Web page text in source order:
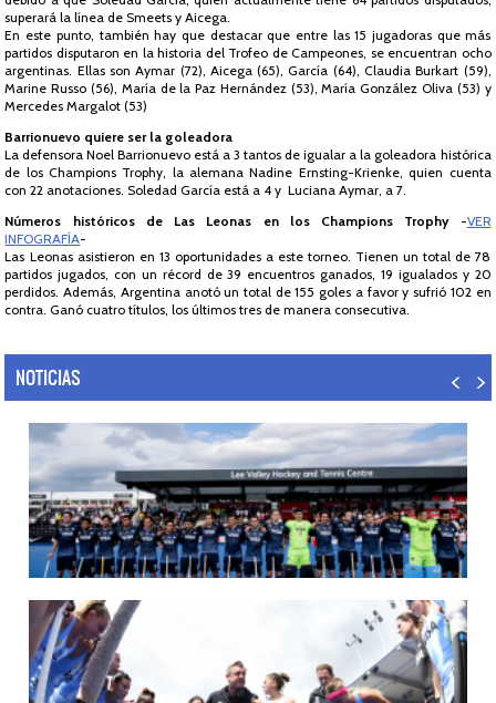
superará la línea de Smeets y Aicega.
En este punto, también hay que destacar que entre las 15 jugadoras que más
partidos disputaron en la historia del Trofeo de Campeones, se encuentran ocho
argentinas. Ellas son Aymar (72), Aicega (65), García (64), Claudia Burkart (59),
Marine Russo (56), María de la Paz Hernández (53), María González Oliva (53) y
Mercedes Margalot (53)
Barrionuevo quiere ser la goleadora
La defensora Noel Barrionuevo está a 3 tantos de igualar a la goleadora histórica
de los Champions Trophy, la alemana Nadine Ernsting-Krienke, quien cuenta
con 22 anotaciones. Soledad García está a 4 y Luciana Aymar, a 7.
Números históricos de Las Leonas en los Champions Trophy-VER
INFOGRAFÍA-
Las Leonas asistieron en 13 oportunidades a este torneo. Tienen un total de 78
partidos jugados, con un récord de 39 encuentros ganados, 19 igualados y 20
perdidos. Además, Argentina anotó un total de 155 goles a favor y sufrió 102 en
contra. Ganó cuatro títulos, los últimos tres de manera consecutiva.
NOTICIAS
14/07/2026
MUNDIAL 2026: LOS LEONES CONVOCADOS POR LUCAS REY
Del 15 al 30 de agosto disputarán el Mundial en Países Bajos y Bélgica.
LEER MÁS